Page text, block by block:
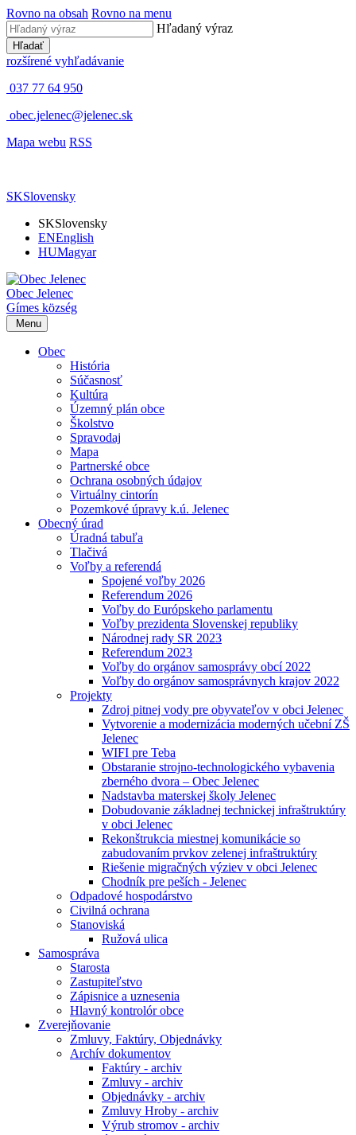
Rovno na obsah Rovno na menu
Hľadaný výraz
Hľadať
rozšírené vyhľadávanie
037 77 64 950
obec.jelenec@jelenec.sk
Mapa webu RSS
SKSlovensky
SKSlovensky
ENEnglish
HUMagyar
Obec Jelenec
Gímes község
Menu
Obec
História
Súčasnosť
Kultúra
Územný plán obce
Školstvo
Spravodaj
Mapa
Partnerské obce
Ochrana osobných údajov
Virtuálny cintorín
Pozemkové úpravy k.ú. Jelenec
Obecný úrad
Úradná tabuľa
Tlačivá
Voľby a referendá
Spojené voľby 2026
Referendum 2026
Voľby do Európskeho parlamentu
Voľby prezidenta Slovenskej republiky
Národnej rady SR 2023
Referendum 2023
Voľby do orgánov samosprávy obcí 2022
Voľby do orgánov samosprávnych krajov 2022
Projekty
Zdroj pitnej vody pre obyvateľov v obci Jelenec
Vytvorenie a modernizácia moderných učební ZŠ
Jelenec
WIFI pre Teba
Obstaranie strojno-technologického vybavenia
zberného dvora – Obec Jelenec
Nadstavba materskej školy Jelenec
Dobudovanie základnej technickej infraštruktúry
v obci Jelenec
Rekonštrukcia miestnej komunikácie so
zabudovaním prvkov zelenej infraštruktúry
Riešenie migračných výziev v obci Jelenec
Chodník pre peších - Jelenec
Odpadové hospodárstvo
Civilná ochrana
Stanoviská
Ružová ulica
Samospráva
Starosta
Zastupiteľstvo
Zápisnice a uznesenia
Hlavný kontrolór obce
Zverejňovanie
Zmluvy, Faktúry, Objednávky
Archív dokumentov
Faktúry - archiv
Zmluvy - archiv
Objednávky - archiv
Zmluvy Hroby - archiv
Výrub stromov - archiv